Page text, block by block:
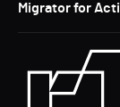
Migrator for